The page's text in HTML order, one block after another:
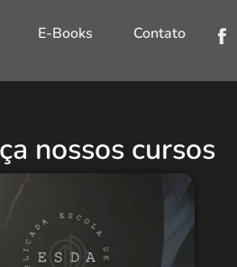
E-Books Contato
nossos cursos